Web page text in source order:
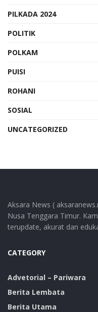
PILKADA 2024
POLITIK
POLKAM
PUISI
ROHANI
SOSIAL
UNCATEGORIZED
Aksara News (
Nusa Tenggara Timur.
terupdate, akurat dan
CATEGORY
Advetorial – Pariwara
Berita Lembata
Berita Utama